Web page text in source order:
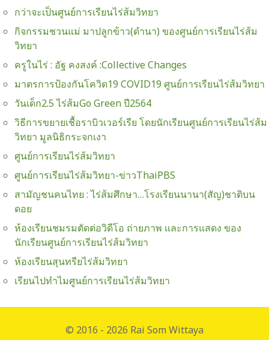
กว่าจะเป็นศูนย์การเรียนไร่ส้มวิทยา
กิจกรรมชวนแม่ มาปลูกข้าว(ดำนา) ของศูนย์การเรียนไร่ส้ม
วิทยา
ครูในไร่ : อัฐ คงสงค์ :Collective Changes
มาตรการป้องกันโควิด19 COVID19 ศูนย์การเรียนไร่ส้มวิทยา
วันเด็ก2.5 ไร่ส้มGo Green ปี2564
วิธีการขยายเชื้อราบิวเวอร์เรีย โดยนักเรียนศูนย์การเรียนไร่ส้ม
วิทยา มูลนิธิกระจกเงา
ศูนย์การเรียนไร่ส้มวิทยา
ศูนย์การเรียนไร่ส้มวิทยา-ข่าวThaiPBS
สามัญชนคนไทย : ไร่ส้มศึกษา…โรงเรียนนานา(สัญ)ชาติบน
ดอย
ห้องเรียนชมรมตัดต่อวิดีโอ ถ่ายภาพ และการแสดง ของ
นักเรียนศูนย์การเรียนไร่ส้มวิทยา
ห้องเรียนสุนทรียไร่ส้มวิทยา
เรียนไปทำไมศูนย์การเรียนไร่ส้มวิทยา
© 2016 - 2026 Rai Som Wittaya